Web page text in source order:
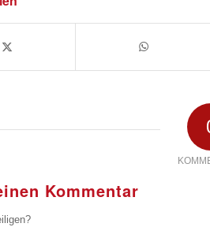
Kommentar